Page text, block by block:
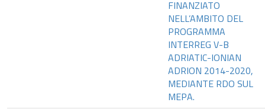
FINANZIATO
NELL’AMBITO DEL
PROGRAMMA
INTERREG V-B
ADRIATIC-IONIAN
ADRION 2014-2020,
MEDIANTE RDO SUL
MEPA.